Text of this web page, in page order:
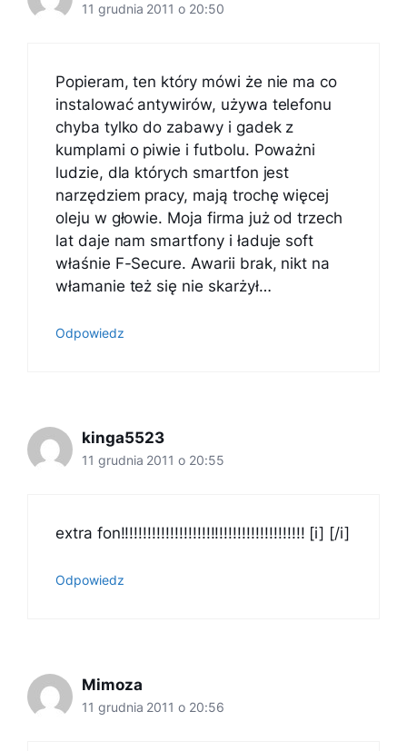
11 grudnia 2011 o 20:50
Popieram, ten który mówi że nie ma co
instalować antywirów, używa telefonu
chyba tylko do zabawy i gadek z
kumplami o piwie i futbolu. Poważni
ludzie, dla których smartfon jest
narzędziem pracy, mają trochę więcej
oleju w głowie. Moja firma już od trzech
lat daje nam smartfony i ładuje soft
właśnie F-Secure. Awarii brak, nikt na
włamanie też się nie skarżył…
Odpowiedz
kinga5523
11 grudnia 2011 o 20:55
extra fon!!!!!!!!!!!!!!!!!!!!!!!!!!!!!!!!!!!!!!!!! [i] [/i]
Odpowiedz
Mimoza
11 grudnia 2011 o 20:56